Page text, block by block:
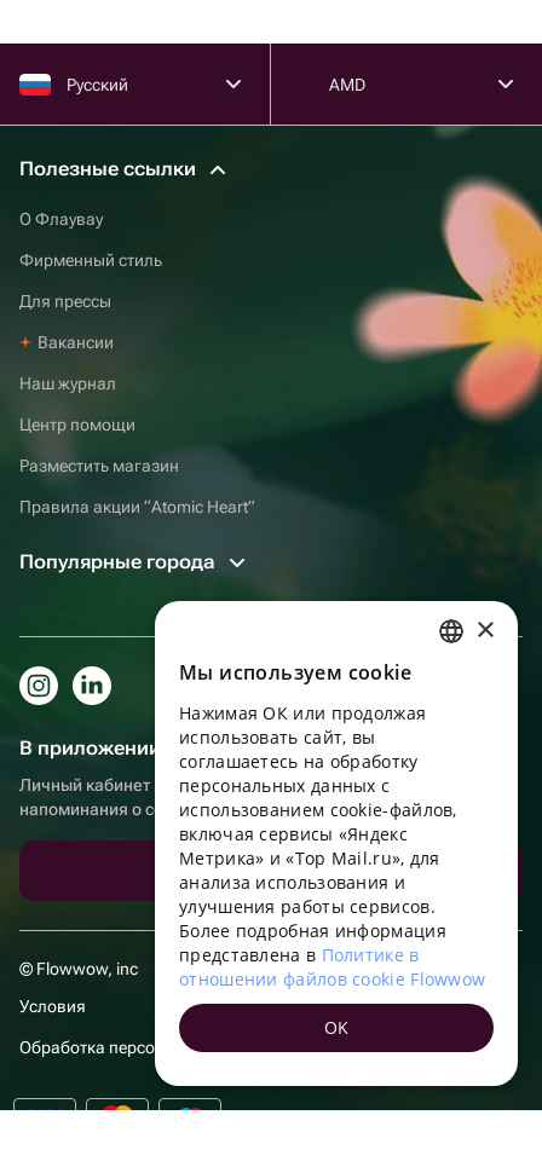
Русский AMD
Полезные ссылки
О Флаувау
Фирменный стиль
Для прессы
Вакансии
Наш журнал
Центр помощи
Разместить магазин
Правила акции “Atomic Heart”
Популярные города
В приложении еще удобнее!
Личный кабинет получателя, больше бонусов за покупки и
напоминания о событиях
Скачать приложение
© Flowwow, inc
Условия
Обработка персональных данных
ENGLISH
UKRAINIAN
PORTUGUESE
FRENCH
TURKISH
POLISH
×
Мы используем сookie
Нажимая ОК или продолжая
использовать сайт, вы
соглашаетесь на обработку
персональных данных с
использованием cookie-файлов,
включая сервисы «Яндекс
Метрика» и «Top Mail.ru», для
анализа использования и
улучшения работы сервисов.
Более подробная информация
представлена в Политике в
отношении файлов cookie Flowwow
OK